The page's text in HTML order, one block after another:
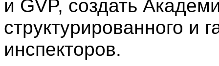
и GVP, создать
структурированного и
инспекторов.